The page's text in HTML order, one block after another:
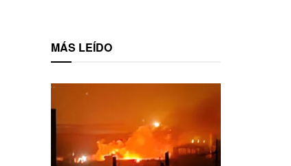
MÁS LEÍDO